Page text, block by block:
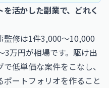
活かした副業で、どれく
監修は1件3,000〜10,000
3万円が相場です。駆け出
低単価な案件をこなし、
ートフォリオを作ること